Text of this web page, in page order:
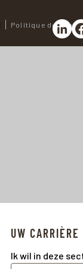
UW
Ik wil in deze
Politique de